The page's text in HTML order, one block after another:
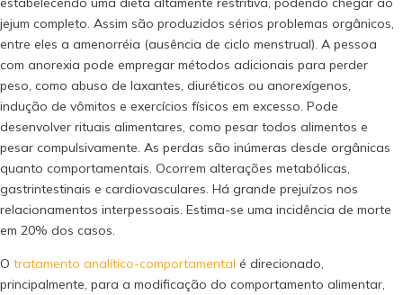
jejum completo. Assim são produzidos sérios problemas orgânicos,
entre eles a amenorréia (ausência de ciclo menstrual). A pessoa
com anorexia pode empregar métodos adicionais para perder
peso, como abuso de laxantes, diuréticos ou anorexígenos,
indução de vômitos e exercícios físicos em excesso. Pode
desenvolver rituais alimentares, como pesar todos alimentos e
pesar compulsivamente. As perdas são inúmeras desde orgânicas
quanto comportamentais. Ocorrem alterações metabólicas,
gastrintestinais e cardiovasculares. Há grande prejuízos nos
relacionamentos interpessoais. Estima-se uma incidência de morte
em 20% dos casos.
O tratamento analítico-comportamental é direcionado,
principalmente, para a modificação do comportamento alimentar,